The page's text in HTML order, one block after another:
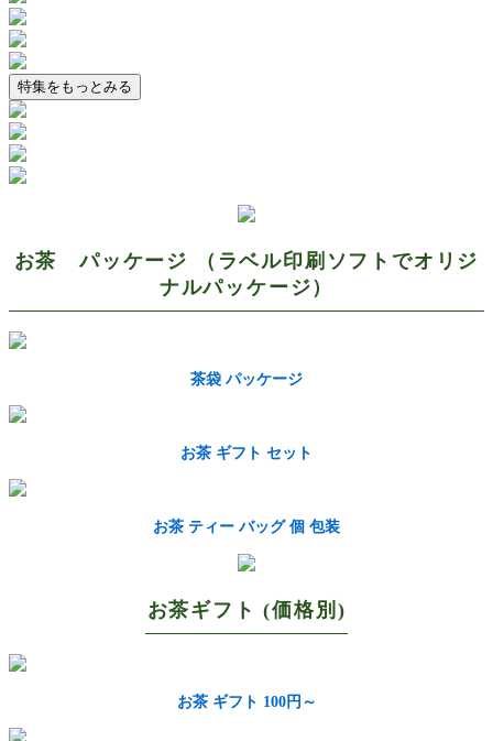
特集をもっとみる
お茶 パッケージ （ラベル印刷ソフトでオリジ
ナルパッケージ）
茶袋 パッケージ
お茶 ギフト セット
お茶 ティー バッグ 個 包装
お茶ギフト (価格別)
お茶 ギフト 100円～